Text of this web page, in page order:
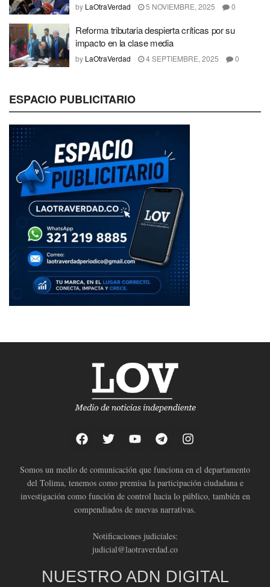
by LaOtraVerdad 5 NOVIEMBRE, 2025 0
Reforma tributaria despierta críticas por su
impacto en la clase media
by LaOtraVerdad 4 SEPTIEMBRE, 2025 0
ESPACIO PUBLICITARIO
Somos un medio de comunicación que funciona en el departamento
del Tolima, tenemos como premisa la participación ciudadana e
investigación como función de control hacia lo público, también en
compendiados de nuevas narrativas.
Notificaciones judiciales:
judicial@laotraverdad.co
NUESTRO ADN DIGITAL